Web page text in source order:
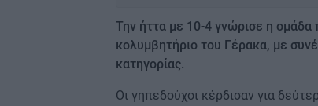
Την ήττα με 10-4 γνώρισε η
κολυμβητήριο του Γέρακα, με
κατηγορίας.
Οι γηπεδούχοι κέρδισαν για